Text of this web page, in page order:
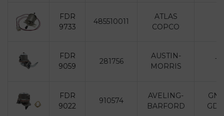
FDR
9733
485510011
ATLAS
COPCO
FDR
9059
281756
AUSTIN-
MORRIS
FDR
9022
910574
AVELING-
BARFORD
GN
GD/